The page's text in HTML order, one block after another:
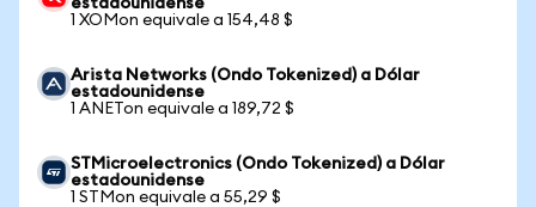
estadounidense
1 XOMon equivale a 154,48 $
Arista Networks (Ondo Tokenized) a Dólar
estadounidense
1 ANETon equivale a 189,72 $
STMicroelectronics (Ondo Tokenized) a Dólar
estadounidense
1 STMon equivale a 55,29 $